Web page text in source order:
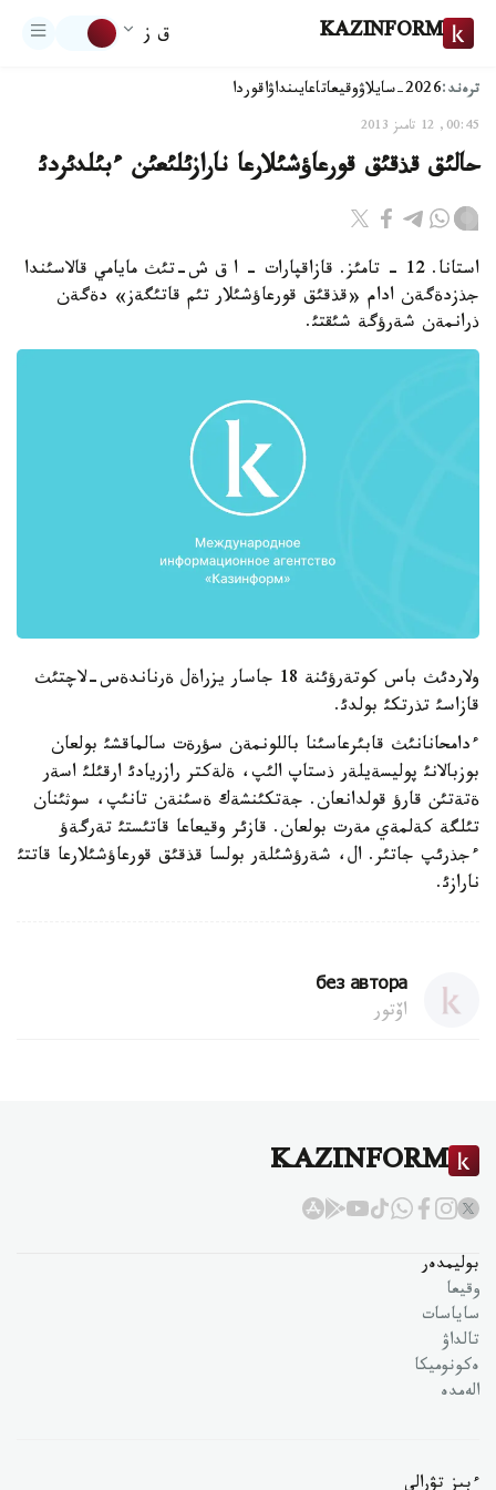
KAZINFORM ق ز
ترەند:2026-سايلاۋ وقيعاتاعايىنداۋاقوردا
00:45, 12 تامىز 2013
حالئق قذقئق قورعاؤشئلارعا نارازئلئعئن ءبئلدئردئ
استانا. 12 - تامئز. قازاقپارات - ا ق ش-تئث مايامي قالاسئندا
جذزدةگةن ادام «قذقئق قورعاؤشئلار تئم قاتئگةز» دةگةن
ذرانمةن شةرؤگة شئقتئ.
ولاردئث باس كوتةرؤئنة 18 جاسار يزراةل ةرناندةس-لاچتئث
قازاسئ تذرتكئ بولدئ.
ءدامحانانئث قابئرعاسئنا باللونمةن سؤرةت سالماقشئ بولعان
بوزبالانئ پوليسةيلةر ذستاپ الئپ، ةلةكتر رازريادئ ارقئلئ اسةر
ةتةتئن قارؤ قولدانعان. جةتكئنشةك ةسئنةن تانئپ، سوثئنان
تئلگة كةلمةي مةرت بولعان. قازئر وقيعاعا قاتئستئ تةرگةؤ
ءجذرئپ جاتئر. ال، شةرؤشئلةر بولسا قذقئق قورعاؤشئلارعا قاتتئ
نارازئ.
без автора
اۆتور
KAZINFORM
بوليمدەر
وقيعا
ساياسات
تالداۋ
ەكونوميكا
الەمدە